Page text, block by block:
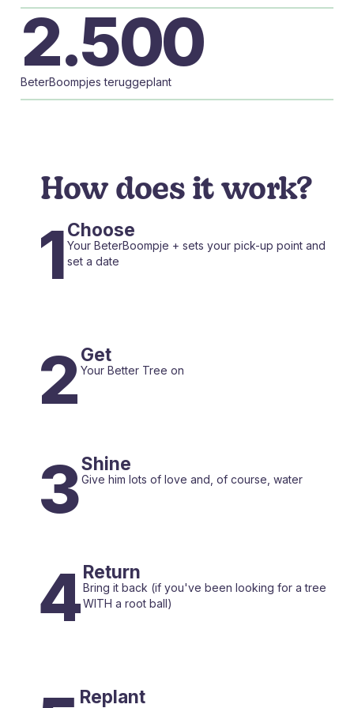
2.500
BeterBoompjes teruggeplant
How does it work?
1Choose
Your BeterBoompje + sets your pick-up point and
set a date
2Get
Your Better Tree on
3Shine
Give him lots of love and, of course, water
4Return
Bring it back (if you've been looking for a tree
WITH a root ball)
Replant